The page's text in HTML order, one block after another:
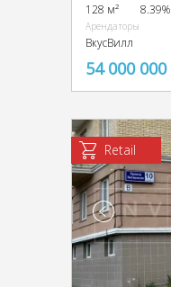
128 м² 8.39%
Арендаторы
ВкусВилл
54 000 000
Retail